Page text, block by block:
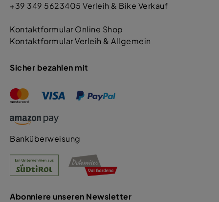
+39 349 5623405 Verleih & Bike Verkauf
Kontaktformular Online Shop
Kontaktformular Verleih & Allgemein
Sicher bezahlen mit
Banküberweisung
Abonniere unseren Newsletter